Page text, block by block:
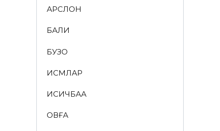
АРСЛОН
БАЛИҚ
БУЗОҚ
ИСМЛАР
ҚИСҚИЧБАҚА
ҚОВҒА